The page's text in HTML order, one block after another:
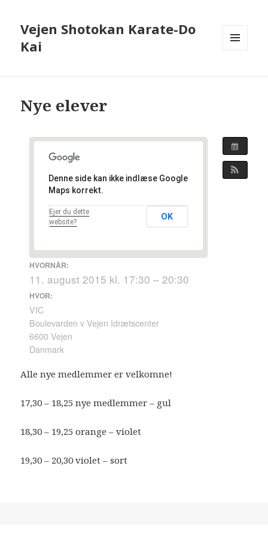
Vejen Shotokan Karate-Do
Kai
Nye elever
Denne side kan ikke indlæse Google
Maps korrekt.
Ejer du dette
website?
OK
HVORNÅR:
11. august 2015 kl. 17:30 – 20:30
HVOR:
VIC
Boulevarden v Vejen Idrætscenter
6600 Vejen
Danmark
Alle nye medlemmer er velkomne!
17,30 – 18,25 nye medlemmer – gul
18,30 – 19,25 orange – violet
19,30 – 20,30 violet – sort